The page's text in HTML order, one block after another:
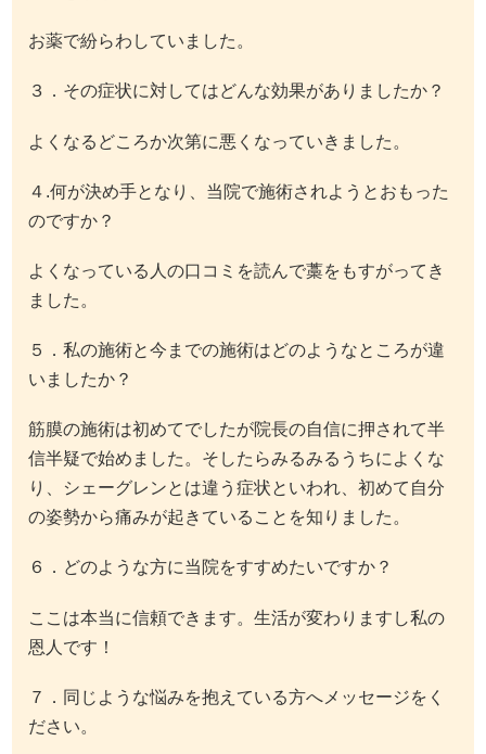
お薬で紛らわしていました。
３．その症状に対してはどんな効果がありましたか？
よくなるどころか次第に悪くなっていきました。
４.何が決め手となり、当院で施術されようとおもった
のですか？
よくなっている人の口コミを読んで藁をもすがってき
ました。
５．私の施術と今までの施術はどのようなところが違
いましたか？
筋膜の施術は初めてでしたが院長の自信に押されて半
信半疑で始めました。そしたらみるみるうちによくな
り、シェーグレンとは違う症状といわれ、初めて自分
の姿勢から痛みが起きていることを知りました。
６．どのような方に当院をすすめたいですか？
ここは本当に信頼できます。生活が変わりますし私の
恩人です！
７．同じような悩みを抱えている方へメッセージをく
ださい。